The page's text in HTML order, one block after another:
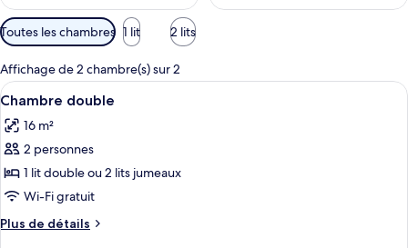
Filtres
disponibles
pour
les
chambres
Toutes les chambres 1 lit 2 lits
Affichage de 2 chambre(s) sur 2
Afficher
toutes
les
photos
pour
ce
type
de
Une chambre à coucher
4
Chambre double
16 m²
2 personnes
1 lit double ou 2 lits jumeaux
Wi-Fi gratuit
Plus de détails
Plus